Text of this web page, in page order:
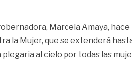
Marcela Amaya,
la Mujer, que se extenderá
al cielo por todas las